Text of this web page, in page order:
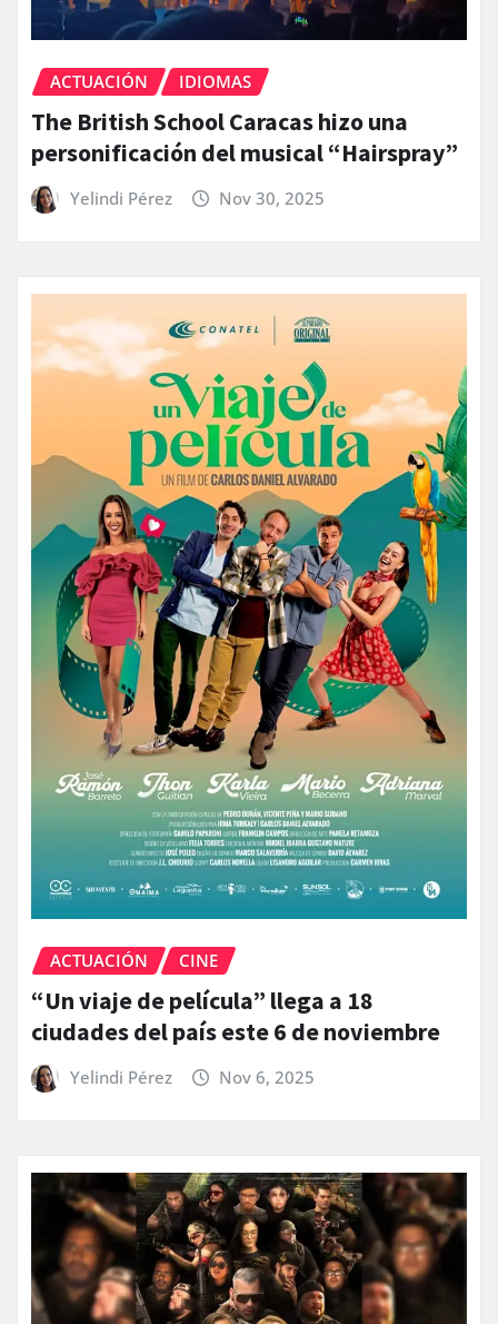
ACTUACIÓN IDIOMAS
The British School Caracas hizo una
personificación del musical “Hairspray”
Yelindi Pérez Nov 30, 2025
ACTUACIÓN CINE
“Un viaje de película” llega a 18
ciudades del país este 6 de noviembre
Yelindi Pérez Nov 6, 2025